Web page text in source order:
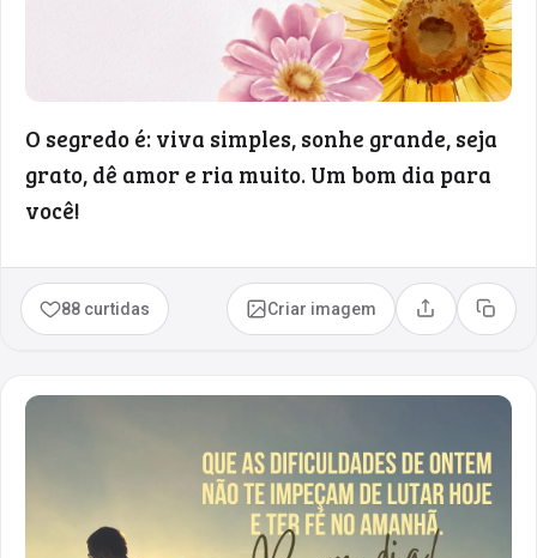
O segredo é: viva simples, sonhe grande, seja
grato, dê amor e ria muito. Um bom dia para
você!
88 curtidas Criar imagem Compartilhar
Copiar